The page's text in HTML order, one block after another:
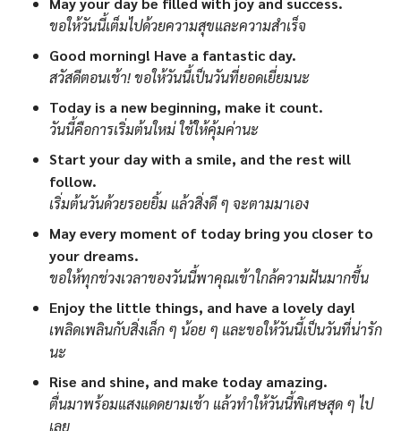
ขอให้วันนี้เต็มไปด้วยความสุขและความสำเร็จ
Good morning! Have a fantastic day.
สวัสดีตอนเช้า! ขอให้วันนี้เป็นวันที่ยอดเยี่ยมนะ
Today is a new beginning, make it count.
วันนี้คือการเริ่มต้นใหม่ ใช้ให้คุ้มค่านะ
Start your day with a smile, and the rest will
follow.
เริ่มต้นวันด้วยรอยยิ้ม แล้วสิ่งดี ๆ จะตามมาเอง
May every moment of today bring you closer to
your dreams.
ขอให้ทุกช่วงเวลาของวันนี้พาคุณเข้าใกล้ความฝันมากขึ้น
Enjoy the little things, and have a lovely day!
เพลิดเพลินกับสิ่งเล็ก ๆ น้อย ๆ และขอให้วันนี้เป็นวันที่น่ารัก
นะ
Rise and shine, and make today amazing.
ตื่นมาพร้อมแสงแดดยามเช้า แล้วทำให้วันนี้พิเศษสุด ๆ ไป
เลย